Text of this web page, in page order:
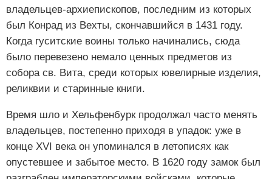
владельцев-архиепископов, последним из которых
был Конрад из Вехты, скончавшийся в 1431 году.
Когда гуситские воины только начинались, сюда
было перевезено немало ценных предметов из
собора св. Вита, среди которых ювелирные изделия,
реликвии и старинные книги.
Время шло и Хельфенбурк продолжал часто менять
владельцев, постепенно приходя в упадок: уже в
конце XVI века он упоминался в летописях как
опустевшее и забытое место. В 1620 году замок был